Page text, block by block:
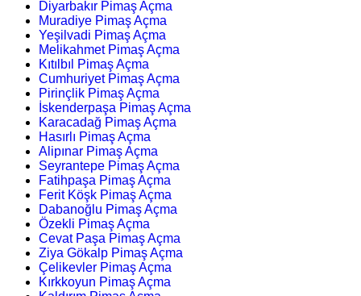
Diyarbakır Pimaş Açma
Muradiye Pimaş Açma
Yeşilvadi Pimaş Açma
Melikahmet Pimaş Açma
Kıtılbıl Pimaş Açma
Cumhuriyet Pimaş Açma
Pirinçlik Pimaş Açma
İskenderpaşa Pimaş Açma
Karacadağ Pimaş Açma
Hasırlı Pimaş Açma
Alipınar Pimaş Açma
Seyrantepe Pimaş Açma
Fatihpaşa Pimaş Açma
Ferit Köşk Pimaş Açma
Dabanoğlu Pimaş Açma
Özekli Pimaş Açma
Cevat Paşa Pimaş Açma
Ziya Gökalp Pimaş Açma
Çelikevler Pimaş Açma
Kırkkoyun Pimaş Açma